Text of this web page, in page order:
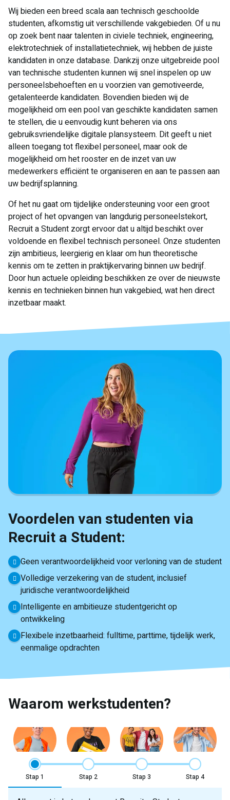
Wij bieden een breed scala aan technisch geschoolde
studenten, afkomstig uit verschillende vakgebieden. Of u nu
op zoek bent naar talenten in civiele techniek, engineering,
elektrotechniek of installatietechniek, wij hebben de juiste
kandidaten in onze database. Dankzij onze uitgebreide pool
van technische studenten kunnen wij snel inspelen op uw
personeelsbehoeften en u voorzien van gemotiveerde,
getalenteerde kandidaten. Bovendien bieden wij de
mogelijkheid om een pool van geschikte kandidaten samen
te stellen, die u eenvoudig kunt beheren via ons
gebruiksvriendelijke digitale plansysteem. Dit geeft u niet
alleen toegang tot flexibel personeel, maar ook de
mogelijkheid om het rooster en de inzet van uw
medewerkers efficiënt te organiseren en aan te passen aan
uw bedrijfsplanning.
Of het nu gaat om tijdelijke ondersteuning voor een groot
project of het opvangen van langdurig personeelstekort,
Recruit a Student zorgt ervoor dat u altijd beschikt over
voldoende en flexibel technisch personeel. Onze studenten
zijn ambitieus, leergierig en klaar om hun theoretische
kennis om te zetten in praktijkervaring binnen uw bedrijf.
Door hun actuele opleiding beschikken ze over de nieuwste
kennis en technieken binnen hun vakgebied, wat hen direct
inzetbaar maakt.
Voordelen van studenten via
Recruit a Student:
Geen verantwoordelijkheid voor verloning van de student
Volledige verzekering van de student, inclusief
juridische verantwoordelijkheid
Intelligente en ambitieuze studentgericht op
ontwikkeling
Flexibele inzetbaarheid: fulltime, parttime, tijdelijk werk,
eenmalige opdrachten
Waarom werkstudenten?
Stap Stap Stap Stap